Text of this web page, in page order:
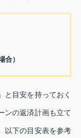
合）
と目安を持っておく
ンの返済計画も立て
以下の目安表を参考